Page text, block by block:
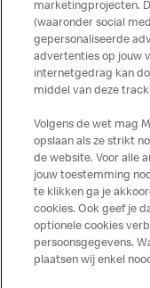
ingrediënten.
voedingswaarde- en
te houden. De
toepassing op de in
meer informatie over
op de McDonald's
Publicatiefouten
Over ons
Services
marketingprojecten.
(waaronder social
gepersonaliseerde
advertenties op jouw
internetgedrag kan
middel van deze
Volgens de wet mag
opslaan als ze strikt
de website. Voor alle
jouw toestemming
te klikken ga je
cookies. Ook geef je
optionele cookies
persoonsgegevens.
plaatsen wij enkel